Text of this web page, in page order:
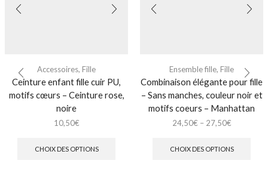
Accessoires, Fille
Ceinture enfant fille cuir PU,
motifs cœurs – Ceinture rose,
noire
10,50€
CHOIX DES OPTIONS
Ensemble fille, Fille
Combinaison élégante pour fille
– Sans manches, couleur noir et
motifs coeurs – Manhattan
24,50€ – 27,50€
CHOIX DES OPTIONS